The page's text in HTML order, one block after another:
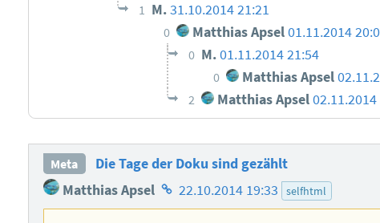
1 M.31.10.2014 21:21
0 Matthias Apsel01.11.2014
0 M.01.11.2014 21:54
0 Matthias Apsel
2 Matthias Apsel
Meta
Die Tage der Doku sind gezählt
Matthias Apsel Homepage
des
22.10.2014 19:33 selfhtml